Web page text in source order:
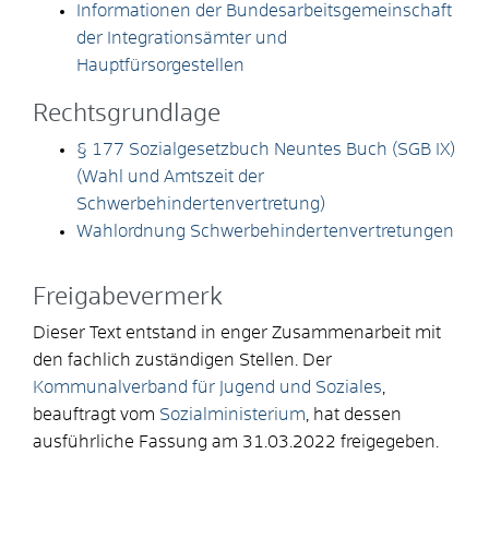
Informationen der Bundesarbeitsgemeinschaft
der Integrationsämter und
Hauptfürsorgestellen
Rechtsgrundlage
§ 177 Sozialgesetzbuch Neuntes Buch (SGB IX)
(Wahl und Amtszeit der
Schwerbehindertenvertretung)
Wahlordnung Schwerbehindertenvertretungen
Freigabevermerk
Dieser Text entstand in enger Zusammenarbeit mit
den fachlich zuständigen Stellen. Der
Kommunalverband für Jugend und Soziales
beauftragt vom Sozialministerium , hat dessen
ausführliche Fassung am 31.03.2022 freigegeben.